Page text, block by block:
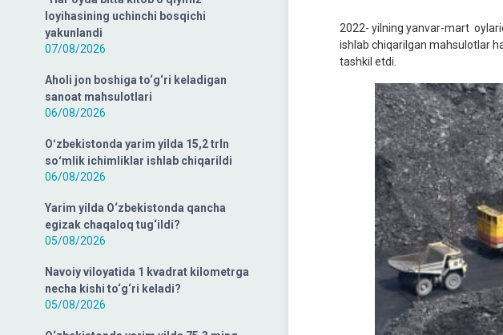
loyihasining uchinchi bosqichi
yakunlandi
07/08/2026
Aholi jon boshiga to‘g‘ri keladigan
sanoat mahsulotlari
06/08/2026
Oʻzbekistonda yarim yilda 15,2 trln
soʻmlik ichimliklar ishlab chiqarildi
06/08/2026
Yarim yilda O‘zbekistonda qancha
egizak chaqaloq tug‘ildi?
05/08/2026
Navoiy viloyatida 1 kvadrat kilometrga
necha kishi to‘g‘ri keladi?
05/08/2026
2022- yilning yanvar-mart
ishlab chiqarilgan mahsulotlar
tashkil etdi.